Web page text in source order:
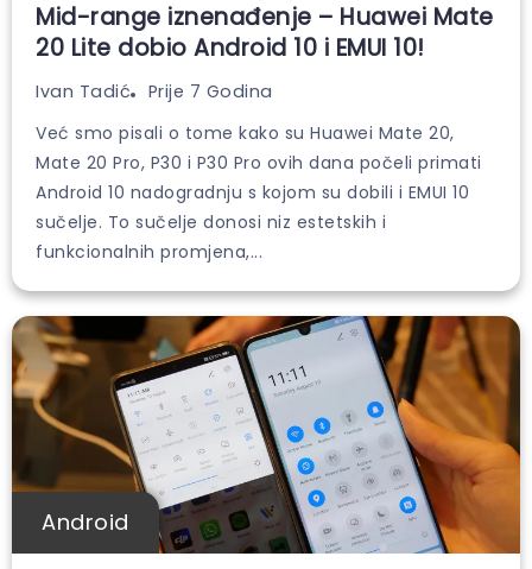
Mid-range iznenađenje – Huawei Mate
20 Lite dobio Android 10 i EMUI 10!
Ivan Tadić
Prije 7 Godina
Već smo pisali o tome kako su Huawei Mate 20,
Mate 20 Pro, P30 i P30 Pro ovih dana počeli primati
Android 10 nadogradnju s kojom su dobili i EMUI 10
sučelje. To sučelje donosi niz estetskih i
funkcionalnih promjena,...
Android